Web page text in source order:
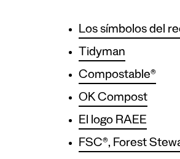
Los símbolos del
Tidyman
Compostable®
OK Compost
El logo RAEE
FSC®, Forest